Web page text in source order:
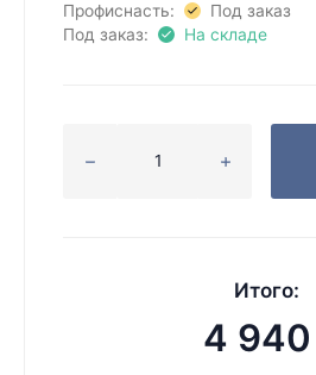
Профиснасть:
Под заказ
Под заказ:
На складе
Итого:
4 940